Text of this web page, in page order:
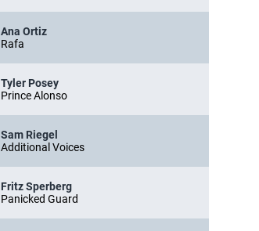
Ana Ortiz
Rafa
Tyler Posey
Prince Alonso
Sam Riegel
Additional Voices
Fritz Sperberg
Panicked Guard